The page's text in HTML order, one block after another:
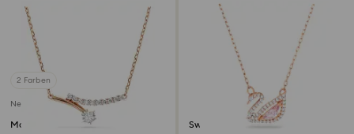
2 Farben
Neu
Matrix Halskette Swan Halskette